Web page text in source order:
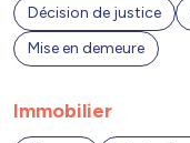
Décision de justice
Mise en demeure
Immobilier